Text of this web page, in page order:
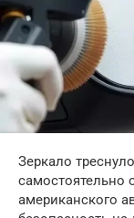
Зеркало
самостоятельно
американского